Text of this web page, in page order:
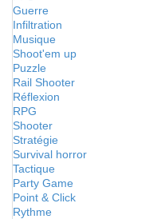
Guerre
Infiltration
Musique
Shoot'em up
Puzzle
Rail Shooter
Réflexion
RPG
Shooter
Stratégie
Survival horror
Tactique
Party Game
Point & Click
Rythme